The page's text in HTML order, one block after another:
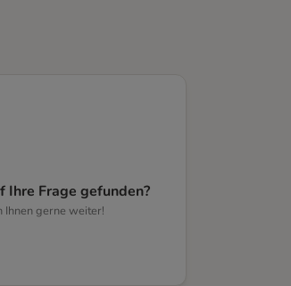
Ihre Frage gefunden?
Ihnen gerne weiter!